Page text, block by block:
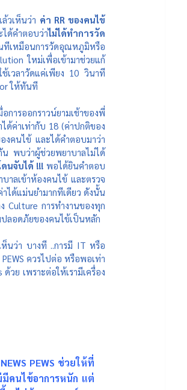
วเห็นว่า ค่า RR ของคนไข้
ด้คำตอบว่าไม่ได้ทำการวัด
ทีเหมือนการวัดอุณหภูมิหรือ
ใหม่เพื่อเข้ามาช่วยแก้
เวลาวัดแค่เพียง 10 วินาที
ให้ทันที
ารออกราวน์ยามเช้าของพี่
ด้ค่าเท่ากับ 18 (ค่าปกติของ
คนไข้ และได้คำตอบมาว่า
พบว่าผู้ช่วยพยาบาลไม่ได้
ดนจับได้ !!! พอได้ยินคำตอบ
าลเข้าห้องคนไข้ และตรวจ
ได้แม่นยำมากทีเดียว ดังนั้น
Culture การทำงานของทุก
ปลอดภัยของคนไข้เป็นหลัก
ห็นว่า บางที ..การมี IT หรือ
ควรไปต่อ หรือพอเท่า
วย เพราะต่อให้เรามีเครื่อง
PEWS ช่วยให้ที่
คนไข้อาการหนัก แต่